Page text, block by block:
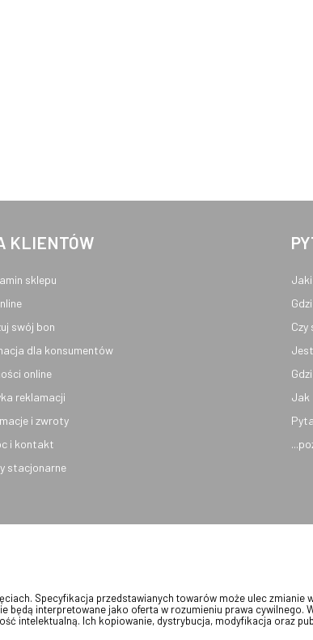
KLIENTÓW
sklepu
swój bon
dla konsumentów
online
reklamacji
i zwroty
i kontakt
stacjonarne
Jak
Specyfikacja przedstawianych towarów może ulec
interpretowane jako oferta w rozumieniu prawa cywilnego.
intelektualną. Ich kopiowanie, dystrybucja, modyfikacja oraz